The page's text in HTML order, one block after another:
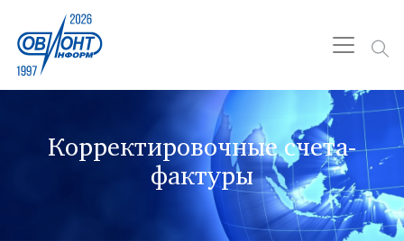
Корректировочные счета-
фактуры